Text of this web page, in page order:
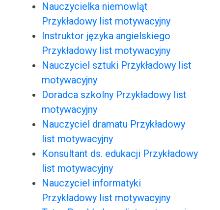
Nauczycielka niemowląt
Przykładowy list motywacyjny
Instruktor języka angielskiego
Przykładowy list motywacyjny
Nauczyciel sztuki Przykładowy list
motywacyjny
Doradca szkolny Przykładowy list
motywacyjny
Nauczyciel dramatu Przykładowy
list motywacyjny
Konsultant ds. edukacji Przykładowy
list motywacyjny
Nauczyciel informatyki
Przykładowy list motywacyjny